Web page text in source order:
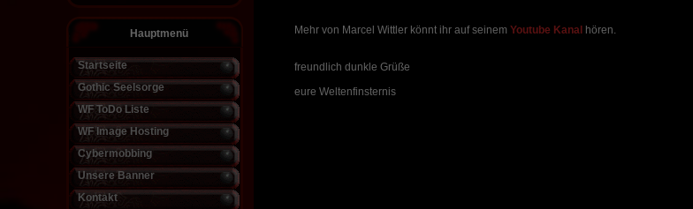
Hauptmenü
Startseite
Gothic Seelsorge
WF ToDo Liste
WF Image Hosting
Cybermobbing
Unsere Banner
Kontakt
Mehr von Marcel Wittler könnt ihr auf seinem Youtube Kanal hören.
freundlich dunkle Grüße
eure Weltenfinsternis